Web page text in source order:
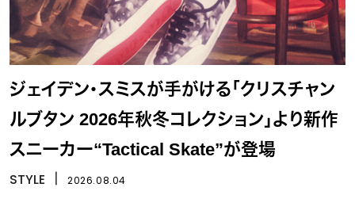
ジェイデン・スミスが手がける「クリスチャン
ルブタン 2026年秋冬コレクション」より新作
スニーカー“Tactical Skate”が登場
STYLE 2026.08.04